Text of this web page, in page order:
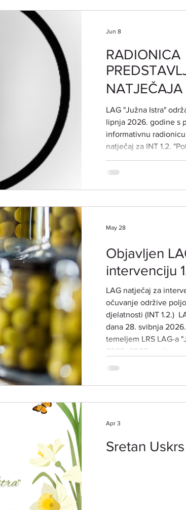
RADIONICA
NATJEČAJA
​LAG "Južna Istra"
lipnja 2026. godine s
informativnu
natječaj za INT 1.2.
održive
Radionica je
Vodnjan-Dignano,
(ČETVRTAK
Jun 8
Objavljen
intervenciju
LAG natječaj za
očuvanje održive
djelatnosti (INT 1.2.)
dana 28. svibnja
temeljem LRS LAG-a
2023.-2027. godina,
NATJEČAJA:​ Predmet LAG natječaja je poticanje
May 28
Sretan Uskrs
Apr 3